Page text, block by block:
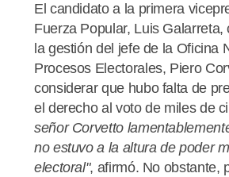
El candidato a la primera
Fuerza Popular, Luis Galarreta,
la gestión del jefe de la Oficina
Procesos Electorales, Piero
considerar que hubo falta de
el derecho al voto de miles de
señor Corvetto
no estuvo a la altura de poder
electoral", afirmó. No obstante,